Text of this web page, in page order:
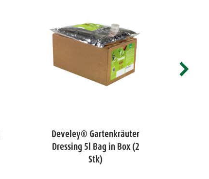
Develey® Gartenkräuter
Dressing 5l Bag in Box (2
Stk)